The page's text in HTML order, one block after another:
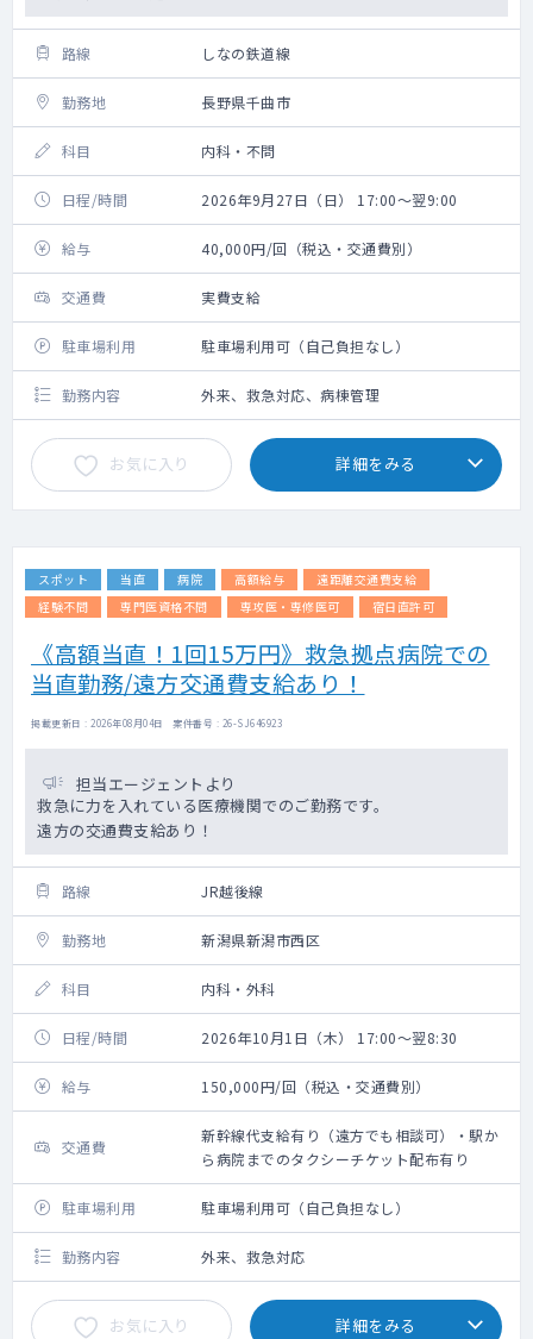
路線 しなの鉄道線
勤務地 長野県千曲市
科目 内科・不問
日程/時間 2026年9月27日（日） 17:00～翌9:00
給与 40,000円/回（税込・交通費別）
交通費 実費支給
駐車場利用 駐車場利用可（自己負担なし）
勤務内容 外来、救急対応、病棟管理
お気に入り 詳細をみる
スポット 当直 病院 高額給与
遠距離交通費支給
経験不問
専門医資格不問 専攻医・専修医可 宿日直許可
《高額当直！1回15万円》救急拠点病院での
当直勤務/遠方交通費支給あり！
掲載更新日 : 2026年08月04日 案件番号 : 26-SJ646923
担当エージェントより
救急に力を入れている医療機関でのご勤務です。
遠方の交通費支給あり！
路線 JR越後線
勤務地 新潟県新潟市西区
科目 内科・外科
日程/時間 2026年10月1日（木） 17:00～翌8:30
給与 150,000円/回（税込・交通費別）
交通費
新幹線代支給有り（遠方でも相談可）・駅か
ら病院までのタクシーチケット配布有り
駐車場利用 駐車場利用可（自己負担なし）
勤務内容 外来、救急対応
お気に入り 詳細をみる